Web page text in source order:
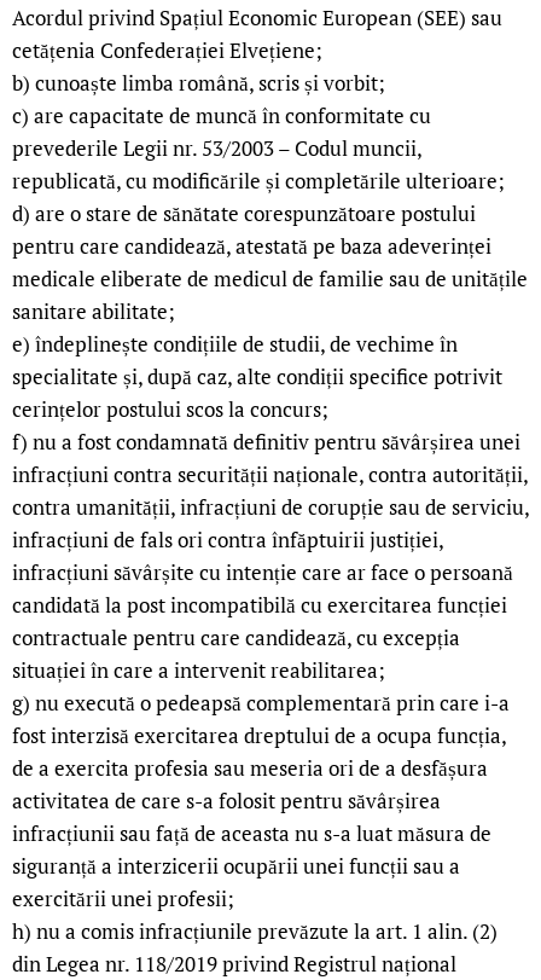
Acordul privind Spațiul Economic European (SEE) sau
cetățenia Confederației Elvețiene;
b) cunoaște limba română, scris și vorbit;
c) are capacitate de muncă în conformitate cu
prevederile Legii nr. 53/2003 – Codul muncii,
republicată, cu modificările și completările ulterioare;
d) are o stare de sănătate corespunzătoare postului
pentru care candidează, atestată pe baza adeverinței
medicale eliberate de medicul de familie sau de unitățile
sanitare abilitate;
e) îndeplinește condițiile de studii, de vechime în
specialitate și, după caz, alte condiții specifice potrivit
cerințelor postului scos la concurs;
f) nu a fost condamnată definitiv pentru săvârșirea unei
infracțiuni contra securității naționale, contra autorității,
contra umanității, infracțiuni de corupție sau de serviciu,
infracțiuni de fals ori contra înfăptuirii justiției,
infracțiuni săvârșite cu intenție care ar face o persoană
candidată la post incompatibilă cu exercitarea funcției
contractuale pentru care candidează, cu excepția
situației în care a intervenit reabilitarea;
g) nu execută o pedeapsă complementară prin care i-a
fost interzisă exercitarea dreptului de a ocupa funcția,
de a exercita profesia sau meseria ori de a desfășura
activitatea de care s-a folosit pentru săvârșirea
infracțiunii sau față de aceasta nu s-a luat măsura de
siguranță a interzicerii ocupării unei funcții sau a
exercitării unei profesii;
h) nu a comis infracțiunile prevăzute la art. 1 alin. (2)
din Legea nr. 118/2019 privind Registrul național